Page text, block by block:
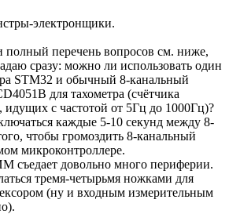
электронщики.
полный перечень вопросов см. ниже,
сразу: можно ли использовать один
STM32 и обычный 8-канальный
для тахометра (счётчика
с частотой от 5Гц до 1000Гц)?
каждые 5-10 секунд между 8-
чтобы громоздить 8-канальный
микроконтроллере.
довольно много периферии.
тремя-четырьмя ножками для
(ну и входным измерительным